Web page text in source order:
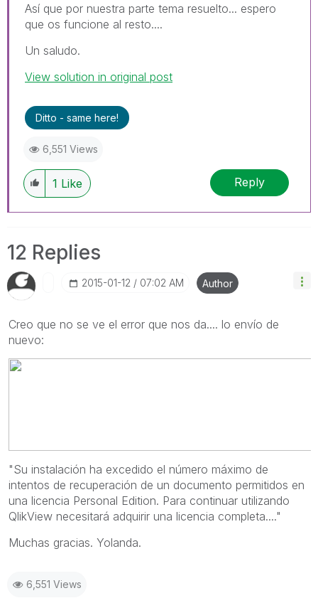
Así que por nuestra parte tema resuelto... espero
que os funcione al resto....
Un saludo.
View solution in original post
Ditto - same here!
6,551 Views
1 Like Reply
12 Replies
‎2015-01-12 07:02 AM Author
Creo que no se ve el error que nos da.... lo envío de
nuevo:
"Su instalación ha excedido el número máximo de
intentos de recuperación de un documento permitidos en
una licencia Personal Edition. Para continuar utilizando
QlikView necesitará adquirir una licencia completa...."
Muchas gracias. Yolanda.
6,551 Views